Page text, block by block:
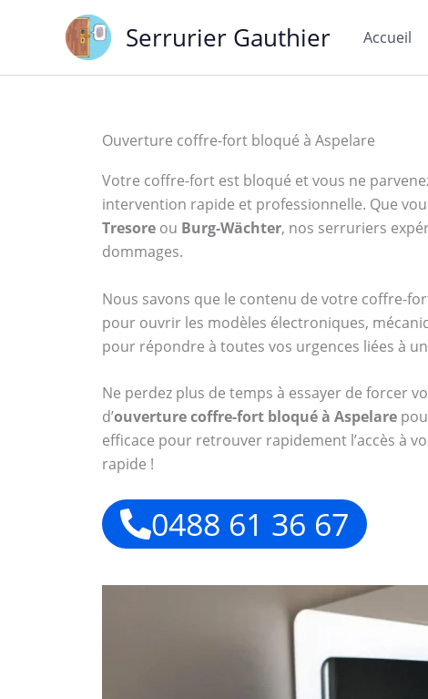
Serrurier Gauthier Accueil
Ouverture coffre-fort bloqué à Aspelare
Votre coffre-fort est bloqué et vous ne
intervention rapide et professionnelle. Que
Tresore ou Burg-Wächter, nos serruriers
dommages.
Nous savons que le contenu de votre coffre-
pour ouvrir les modèles électroniques,
pour répondre à toutes vos urgences liées à
Ne perdez plus de temps à essayer de forcer
d’ouverture coffre-fort bloqué à Aspelare
efficace pour retrouver rapidement l’accès à
rapide !
0488 61 36 67